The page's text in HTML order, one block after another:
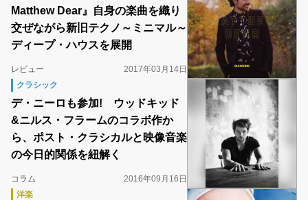
Matthew Dear』自身の楽曲を織り
交ぜながら新旧テクノ～ミニマル～
ディープ・ハウスを展開
レビュー
2017年03月14日
クラシック
デ・ニーロも参加! ウッドキッド
&ニルス・フラームのコラボ作か
ら、ポスト・クラシカルと映像音楽
の今日的関係を紐解く
コラム
2016年09月16日
洋楽